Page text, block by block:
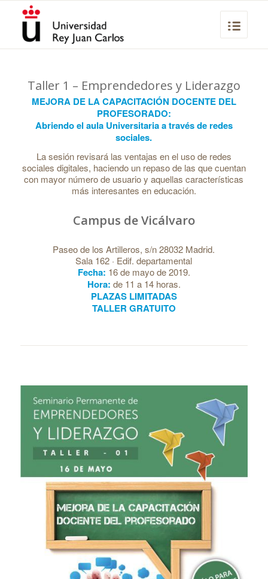
Taller 1 – Emprendedores y Liderazgo
MEJORA DE LA CAPACITACIÓN DOCENTE DEL
PROFESORADO:
Abriendo el aula Universitaria a través de redes
sociales.
La sesión revisará las ventajas en el uso de redes
sociales digitales, haciendo un repaso de las que cuentan
con mayor número de usuario y aquellas características
más interesantes en educación.
Campus de Vicálvaro
Paseo de los Artilleros, s/n 28032 Madrid.
Sala 162 · Edif. departamental
Fecha: 16 de mayo de 2019.
Hora: de 11 a 14 horas.
PLAZAS LIMITADAS
TALLER GRATUITO